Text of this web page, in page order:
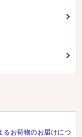
るお荷物のお届けにつ